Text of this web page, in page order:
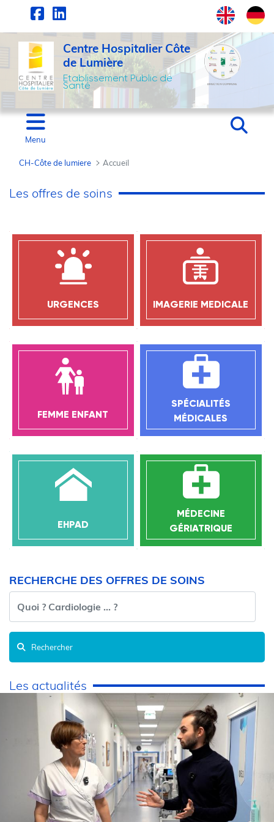
Saut au contenu principal
Centre Hospitalier Côte
de Lumière
Etablissement Public de
Santé
Menu
CH-Côte de lumiere Accueil
Accueil - CH-Côte de
Les offres de soins
URGENCES IMAGERIE MEDICALE
FEMME ENFANT
SPÉCIALITÉS
MÉDICALES
EHPAD
MÉDECINE
GÉRIATRIQUE
RECHERCHE DES OFFRES DE SOINS
Rechercher
Les actualités
Panneau de gestion des cookies